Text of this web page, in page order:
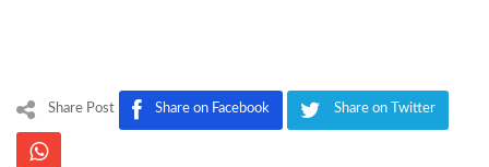
Share Post Share on Facebook Share on Twitter